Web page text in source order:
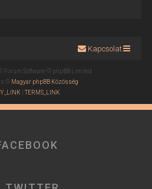
Kapcsolat
Forum Software © phpBB Limited
© Magyar phpBB Közösség
|TERMS_LINK